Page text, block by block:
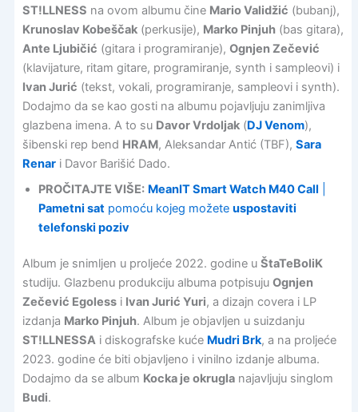
ST!LLNESS na ovom albumu čine Mario Validžić (bubanj),
Krunoslav Kobeščak(perkusije), Marko Pinjuh(bas gitara),
Ante Ljubičić (gitara i programiranje), Ognjen Zečević
(klavijature, ritam gitare, programiranje, synth i sampleovi) i
Ivan Jurić (tekst, vokali, programiranje, sampleovi i synth).
Dodajmo da se kao gosti na albumu pojavljuju zanimljiva
glazbena imena. A to su Davor Vrdoljak(DJ Venom),
šibenski rep bend HRAM, Aleksandar Antić (TBF), Sara
Renari Davor Barišić Dado.
PROČITAJTE VIŠE: MeanIT Smart Watch M40 Call
Pametni sat pomoću kojeg možete uspostaviti
telefonski poziv
Album je snimljen u proljeće 2022. godine u ŠtaTeBoliK
studiju. Glazbenu produkciju albuma potpisuju Ognjen
Zečević Egolessi Ivan Jurić Yuri, a dizajn covera i LP
izdanja Marko Pinjuh. Album je objavljen u suizdanju
ST!LLNESSAi diskografske kuće Mudri Brk, a na proljeće
2023. godine će biti objavljeno i vinilno izdanje albuma.
Dodajmo da se album Kocka je okruglanajavljuju singlom
Budi.